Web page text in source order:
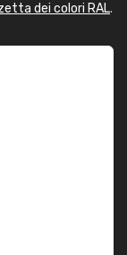
dei colori RAL.